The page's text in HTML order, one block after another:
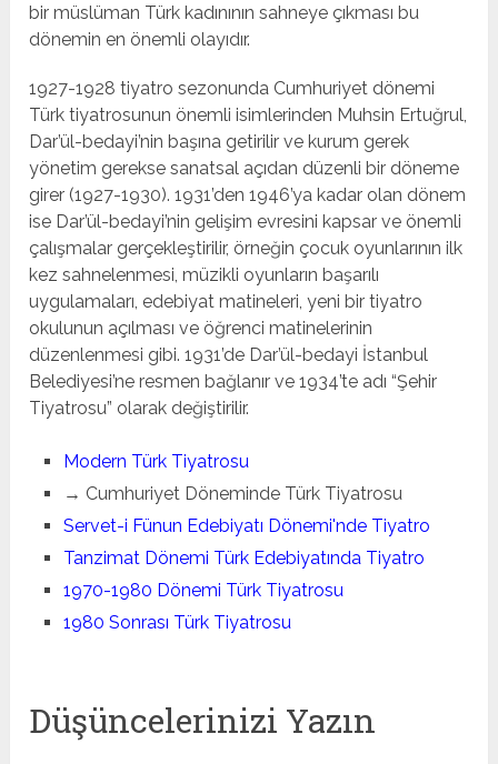
bir müslüman Türk kadınının sahneye çıkması bu
dönemin en önemli olayıdır.
1927-1928 tiyatro sezonunda Cumhuriyet dönemi
Türk tiyatrosunun önemli isimlerinden Muhsin Ertuğrul,
Dar’ül-bedayi’nin başına getirilir ve kurum gerek
yönetim gerekse sanatsal açıdan düzenli bir döneme
girer (1927-1930). 1931’den 1946’ya kadar olan dönem
ise Dar’ül-bedayi’nin gelişim evresini kapsar ve önemli
çalışmalar gerçekleştirilir, örneğin çocuk oyunlarının ilk
kez sahnelenmesi, müzikli oyunların başarılı
uygulamaları, edebiyat matineleri, yeni bir tiyatro
okulunun açılması ve öğrenci matinelerinin
düzenlenmesi gibi. 1931’de Dar’ül-bedayi İstanbul
Belediyesi’ne resmen bağlanır ve 1934’te adı “Şehir
Tiyatrosu” olarak değiştirilir.
Modern Türk Tiyatrosu
→ Cumhuriyet Döneminde Türk Tiyatrosu
Servet-i Fünun Edebiyatı Dönemi'nde Tiyatro
Tanzimat Dönemi Türk Edebiyatında Tiyatro
1970-1980 Dönemi Türk Tiyatrosu
1980 Sonrası Türk Tiyatrosu
Düşüncelerinizi Yazın